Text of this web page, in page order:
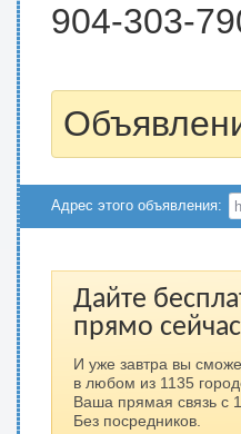
904-303-
Адрес этого объявления:
Дайте
прямо
И уже завтра вы
в любом из 1135
Ваша прямая связь с
Без посредников.